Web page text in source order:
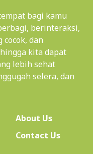
bagi kamu
berinteraksi,
cocok, dan
kita dapat
lebih sehat
selera, dan
About Us(current)
Contact Us